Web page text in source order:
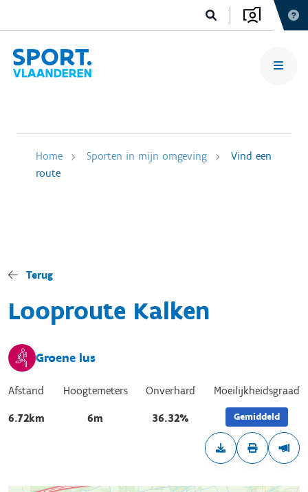
Home Sporten in mijn omgeving
Vind een
route
Terug
Looproute Kalken
Groene lus
Afstand
6.72km
Hoogtemeters
6m
Onverhard
36.32%
Moeilijkheidsgraad
Gemiddeld